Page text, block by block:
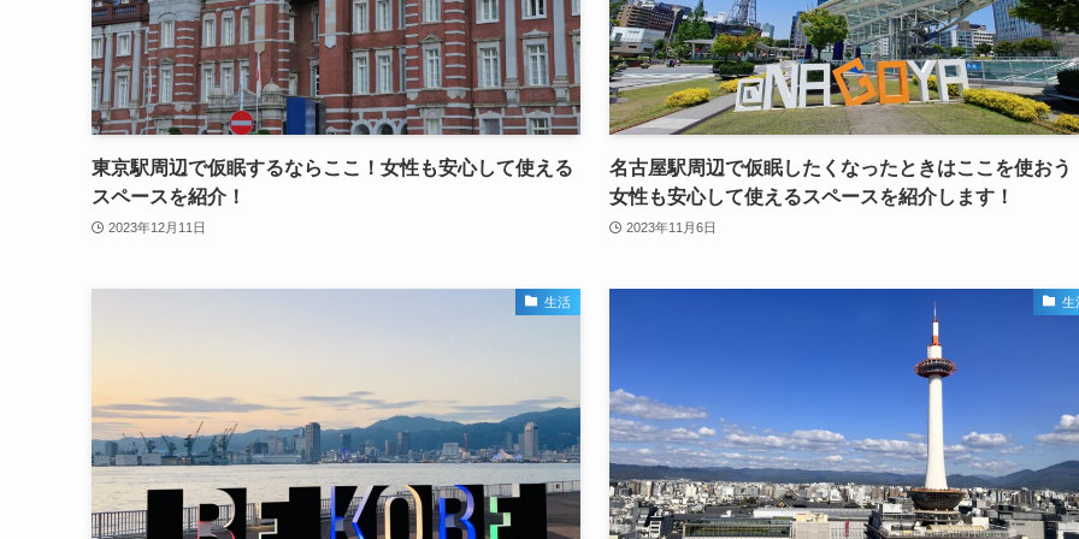
東京駅周辺で仮眠するならここ！女性も安心して使える
スペースを紹介！
2023年12月11日
名古屋駅周辺で仮眠したくなったときはここを使おう
女性も安心して使えるスペースを紹介します！
2023年11月6日
生活 生